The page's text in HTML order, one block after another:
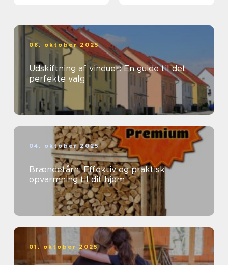
08. oktober 2025
Udskiftning af vinduer: En guide til det
perfekte valg
04. oktober 2025
Brændetårn: Effektiv og praktisk
opvarmning til dit hjem
01. oktober 2025